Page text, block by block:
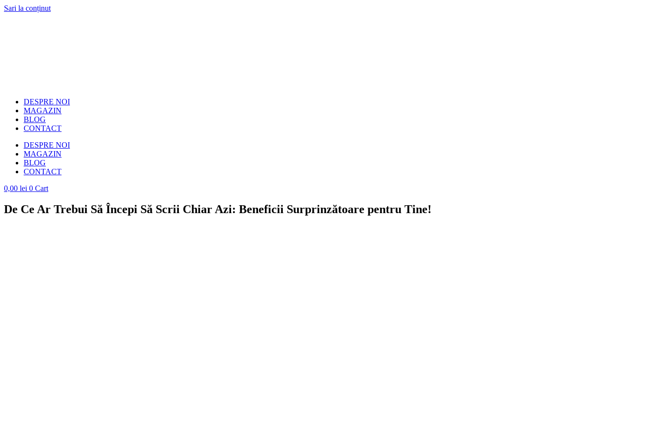
Sari la conținut
DESPRE NOI
MAGAZIN
BLOG
CONTACT
DESPRE NOI
MAGAZIN
BLOG
CONTACT
0,00 lei 0 Cart
De Ce Ar Trebui Să Începi Să Scrii Chiar Azi: Beneficii Surprinzătoare pentru Tine!